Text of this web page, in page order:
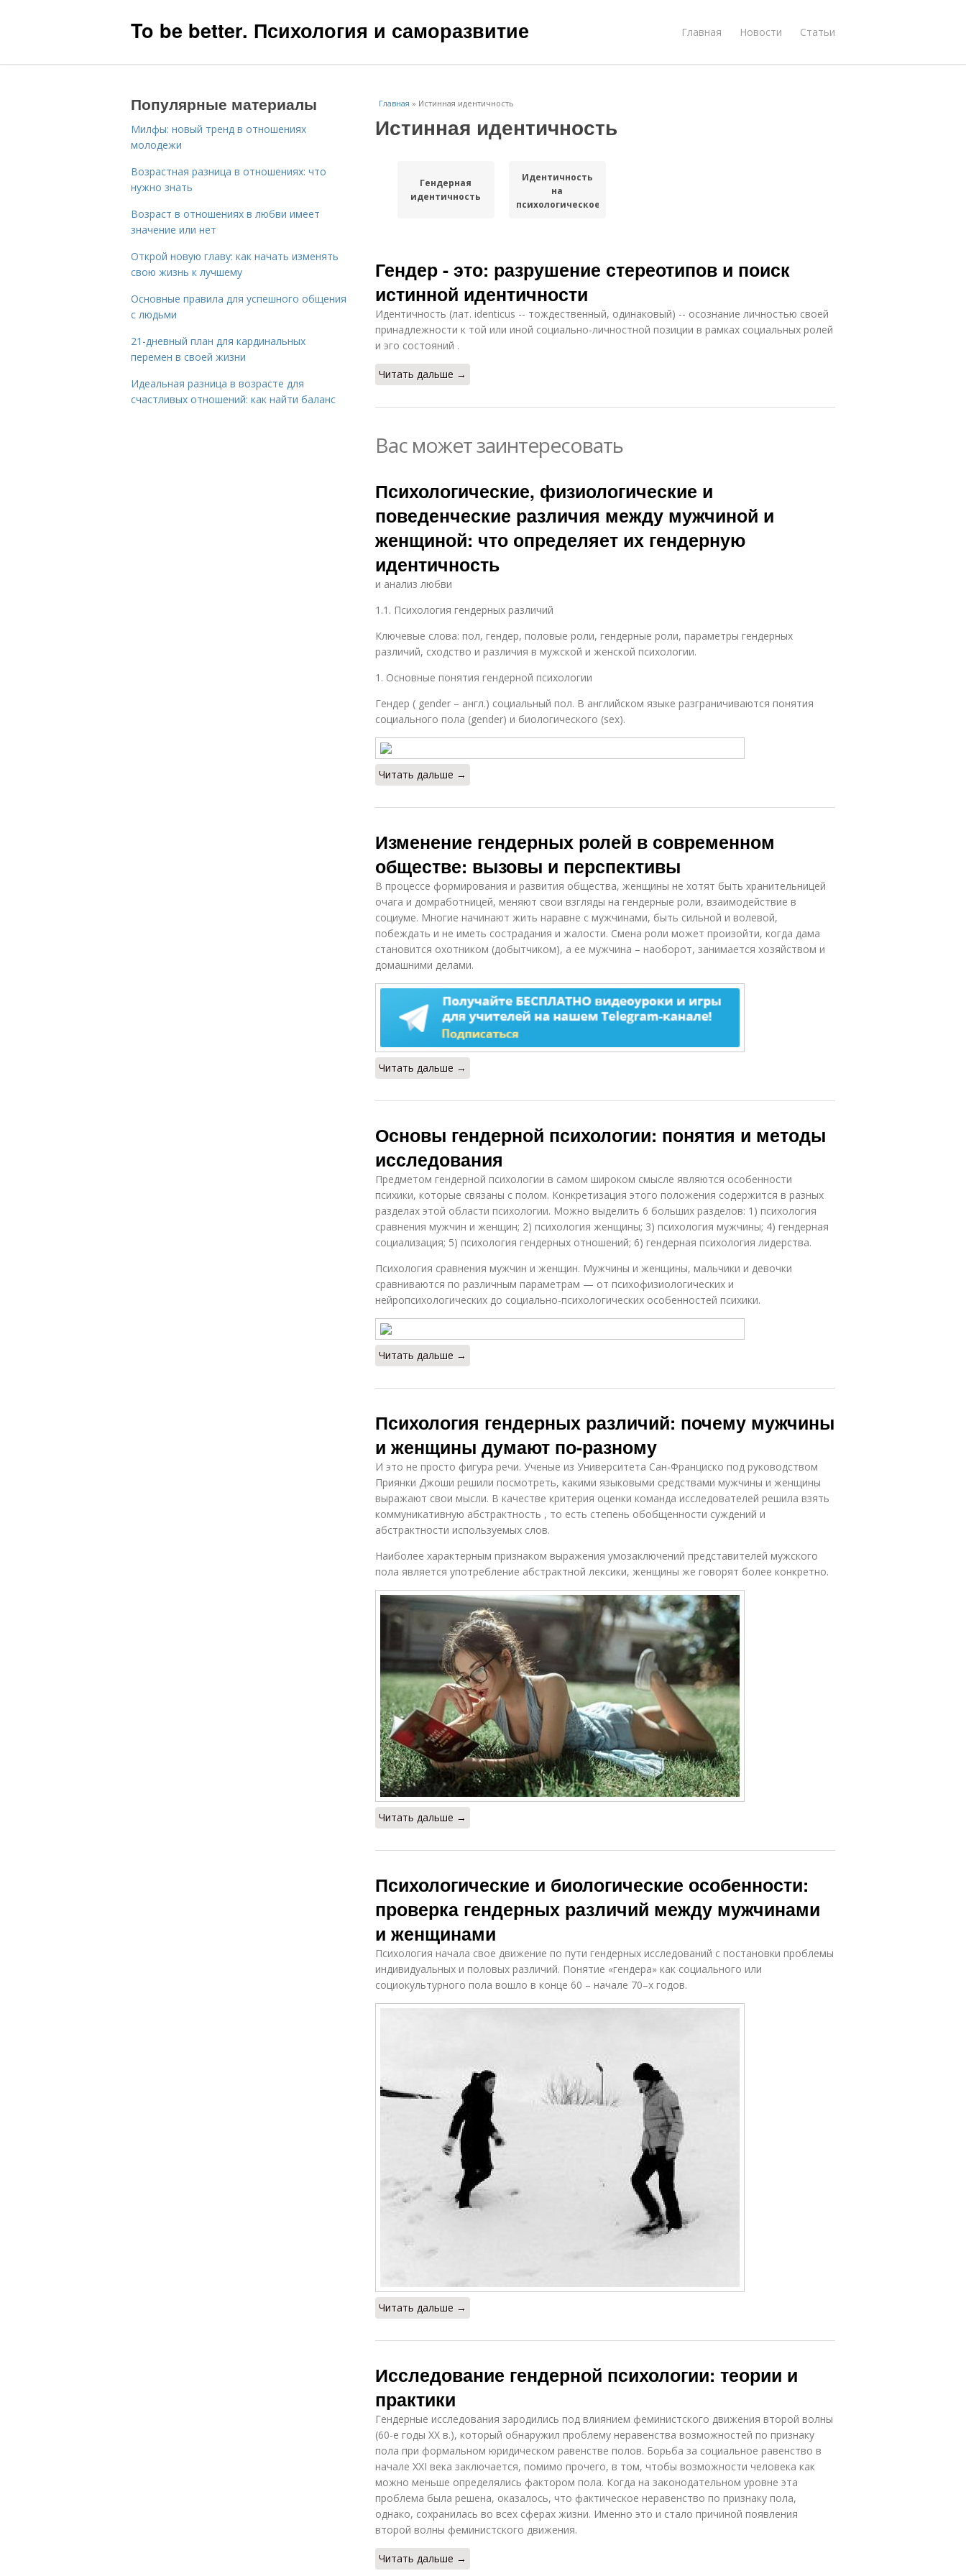
To be better. Психология и саморазвитие Главная Новости Статьи
Главная » Истинная идентичность
Истинная идентичность
Гендерная
идентичность
Идентичность
на
психологическое
Гендер - это: разрушение стереотипов и поиск
истинной идентичности
Идентичность (лат. identicus -- тождественный, одинаковый) -- осознание личностью своей
принадлежности к той или иной социально-личностной позиции в рамках социальных ролей
и эго состояний .
Читать дальше →
Вас может заинтересовать
Психологические, физиологические и
поведенческие различия между мужчиной и
женщиной: что определяет их гендерную
идентичность
и анализ любви
1.1. Психология гендерных различий
Ключевые слова: пол, гендер, половые роли, гендерные роли, параметры гендерных
различий, сходство и различия в мужской и женской психологии.
1. Основные понятия гендерной психологии
Гендер ( gender – англ.) социальный пол. В английском языке разграничиваются понятия
социального пола (gender) и биологического (sex).
Читать дальше →
Изменение гендерных ролей в современном
обществе: вызовы и перспективы
В процессе формирования и развития общества, женщины не хотят быть хранительницей
очага и домработницей, меняют свои взгляды на гендерные роли, взаимодействие в
социуме. Многие начинают жить наравне с мужчинами, быть сильной и волевой,
побеждать и не иметь сострадания и жалости. Смена роли может произойти, когда дама
становится охотником (добытчиком), а ее мужчина – наоборот, занимается хозяйством и
домашними делами.
Читать дальше →
Основы гендерной психологии: понятия и методы
исследования
Предметом гендерной психологии в самом широком смысле являются особенности
психики, которые связаны с полом. Конкретизация этого положения содержится в разных
разделах этой области психологии. Можно выделить 6 больших разделов: 1) психология
сравнения мужчин и женщин; 2) психология женщины; 3) психология мужчины; 4) гендерная
социализация; 5) психология гендерных отношений; 6) гендерная психология лидерства.
Психология сравнения мужчин и женщин. Мужчины и женщины, мальчики и девочки
сравниваются по различным параметрам — от психофизиологических и
нейропсихологических до социально-психологических особенностей психики.
Читать дальше →
Психология гендерных различий: почему мужчины
и женщины думают по-разному
И это не просто фигура речи. Ученые из Университета Сан-Франциско под руководством
Приянки Джоши решили посмотреть, какими языковыми средствами мужчины и женщины
выражают свои мысли. В качестве критерия оценки команда исследователей решила взять
коммуникативную абстрактность , то есть степень обобщенности суждений и
абстрактности используемых слов.
Наиболее характерным признаком выражения умозаключений представителей мужского
пола является употребление абстрактной лексики, женщины же говорят более конкретно.
Читать дальше →
Психологические и биологические особенности:
проверка гендерных различий между мужчинами
и женщинами
Психология начала свое движение по пути гендерных исследований с постановки проблемы
индивидуальных и половых различий. Понятие «гендера» как социального или
социокультурного пола вошло в конце 60 – начале 70–х годов.
Читать дальше →
Исследование гендерной психологии: теории и
практики
Гендерные исследования зародились под влиянием феминистского движения второй волны
(60-е годы ХХ в.), который обнаружил проблему неравенства возможностей по признаку
пола при формальном юридическом равенстве полов. Борьба за социальное равенство в
начале XXI века заключается, помимо прочего, в том, чтобы возможности человека как
можно меньше определялись фактором пола. Когда на законодательном уровне эта
проблема была решена, оказалось, что фактическое неравенство по признаку пола,
однако, сохранилась во всех сферах жизни. Именно это и стало причиной появления
второй волны феминистского движения.
Читать дальше →
Популярные материалы
Милфы: новый тренд в отношениях
молодежи
Возрастная разница в отношениях: что
нужно знать
Возраст в отношениях в любви имеет
значение или нет
Открой новую главу: как начать изменять
свою жизнь к лучшему
Основные правила для успешного общения
с людьми
21-дневный план для кардинальных
перемен в своей жизни
Идеальная разница в возрасте для
счастливых отношений: как найти баланс